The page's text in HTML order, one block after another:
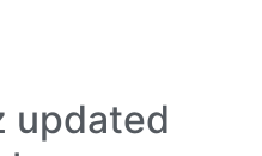
updated